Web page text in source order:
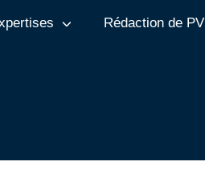
Rédaction de PV